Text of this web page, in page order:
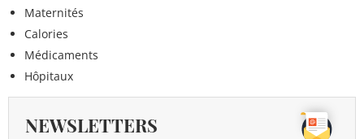
Maternités
Calories
Médicaments
Hôpitaux
NEWSLETTERS